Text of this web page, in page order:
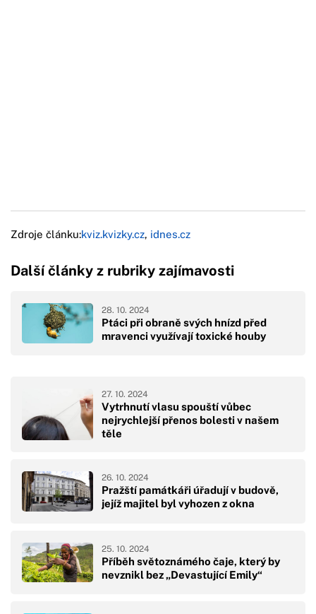
Zdroje článku:kviz.kvizky.cz, idnes.cz
Další články z rubriky zajímavosti
Ptáci při obraně svých hnízd před
mravenci využívají toxické houby
28. 10. 2024
Vytrhnutí vlasu spouští vůbec
nejrychlejší přenos bolesti v našem
těle
27. 10. 2024
Pražští památkáři úřadují v budově,
jejíž majitel byl vyhozen z okna
26. 10. 2024
Příběh světoznámého čaje, který by
nevznikl bez „Devastující Emily“
25. 10. 2024